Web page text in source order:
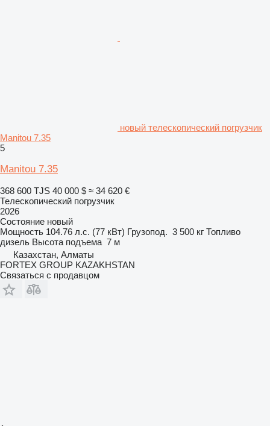
новый телескопический погрузчик
Manitou 7.35
5
Manitou 7.35
368 600 TJS 40 000 $ ≈ 34 620 €
Телескопический погрузчик
2026
Состояние новый
Мощность 104.76 л.с. (77 кВт) Грузопод. 3 500 кг Топливо
дизель Высота подъема 7 м
Казахстан, Алматы
FORTEX GROUP KAZAKHSTAN
Связаться с продавцом